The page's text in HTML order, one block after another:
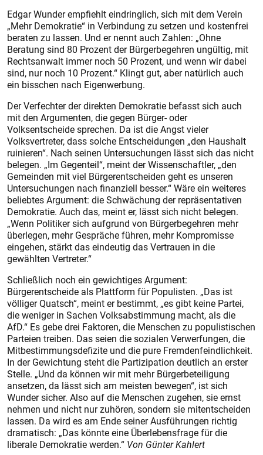
Edgar Wunder empfiehlt eindringlich, sich mit dem Verein
„Mehr Demokratie“ in Verbindung zu setzen und kostenfrei
beraten zu lassen. Und er nennt auch Zahlen: „Ohne
Beratung sind 80 Prozent der Bürgerbegehren ungültig, mit
Rechtsanwalt immer noch 50 Prozent, und wenn wir dabei
sind, nur noch 10 Prozent.“ Klingt gut, aber natürlich auch
ein bisschen nach Eigenwerbung.
Der Verfechter der direkten Demokratie befasst sich auch
mit den Argumenten, die gegen Bürger- oder
Volksentscheide sprechen. Da ist die Angst vieler
Volksvertreter, dass solche Entscheidungen „den Haushalt
ruinieren“. Nach seinen Untersuchungen lässt sich das nicht
belegen. „Im Gegenteil“, meint der Wissenschaftler, „den
Gemeinden mit viel Bürgerentscheiden geht es unseren
Untersuchungen nach finanziell besser.“ Wäre ein weiteres
beliebtes Argument: die Schwächung der repräsentativen
Demokratie. Auch das, meint er, lässt sich nicht belegen.
„Wenn Politiker sich aufgrund von Bürgerbegehren mehr
überlegen, mehr Gespräche führen, mehr Kompromisse
eingehen, stärkt das eindeutig das Vertrauen in die
gewählten Vertreter.“
Schließlich noch ein gewichtiges Argument:
Bürgerentscheide als Plattform für Populisten. „Das ist
völliger Quatsch“, meint er bestimmt, „es gibt keine Partei,
die weniger in Sachen Volksabstimmung macht, als die
AfD.“ Es gebe drei Faktoren, die Menschen zu populistischen
Parteien treiben. Das seien die sozialen Verwerfungen, die
Mitbestimmungsdefizite und die pure Fremdenfeindlichkeit.
In der Gewichtung steht die Partizipation deutlich an erster
Stelle. „Und da können wir mit mehr Bürgerbeteiligung
ansetzen, da lässt sich am meisten bewegen“, ist sich
Wunder sicher. Also auf die Menschen zugehen, sie ernst
nehmen und nicht nur zuhören, sondern sie mitentscheiden
lassen. Da wird es am Ende seiner Ausführungen richtig
dramatisch: „Das könnte eine Überlebensfrage für die
liberale Demokratie werden.“ Von Günter Kahlert